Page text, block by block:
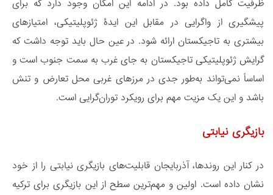
ظرفیت کامل داده بود. در ادامه این امکان وجود دارد که برای
پیشگیری از واگرایی در مقابل این ایدۀ ژئوپلیتیکی، امتیازهای
بیشتری به تاجیکستان ارائه شود. در عین حال باید توجه داشت که
گرایش ژئوپلیتیکی تاجیکستان به جای غرب به سمت جنوب است و
اساساً نمی‌تواند به‌طور جدی در مرزهای غربی محل تعارض و تنش
باشد و این یک مزیت مهم برای رویکرد توران‌گرایی است.
بازیگری نیابتی
در کنار این روندها، آذربایجان قابلیت‌های بازیگری نیابتی را از خود
نشان داده است. اولین و مهم‌ترین سطح از این بازیگری برای ترکیه